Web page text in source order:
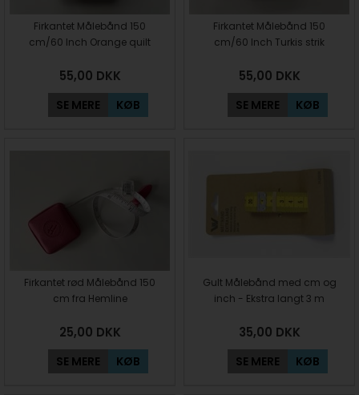
Firkantet Målebånd 150
cm/60 Inch Orange quilt
55,00 DKK
SE MERE KØB
Firkantet Målebånd 150
cm/60 Inch Turkis strik
55,00 DKK
SE MERE KØB
Firkantet rød Målebånd 150
cm fra Hemline
25,00 DKK
SE MERE KØB
Gult Målebånd med cm og
inch - Ekstra langt 3 m
35,00 DKK
SE MERE KØB